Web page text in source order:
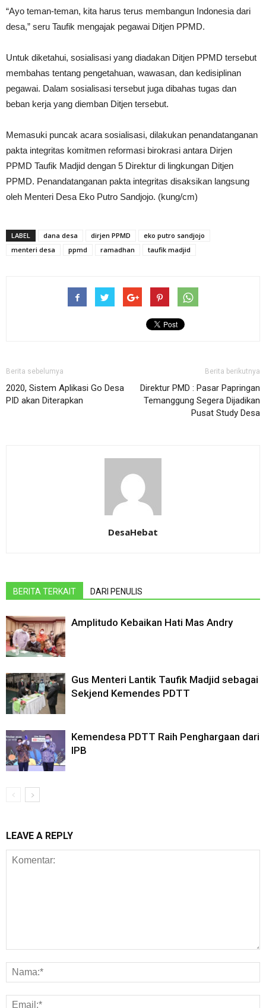
“Ayo teman-teman, kita harus terus membangun Indonesia dari
desa,” seru Taufik mengajak pegawai Ditjen PPMD.
Untuk diketahui, sosialisasi yang diadakan Ditjen PPMD tersebut
membahas tentang pengetahuan, wawasan, dan kedisiplinan
pegawai. Dalam sosialisasi tersebut juga dibahas tugas dan
beban kerja yang diemban Ditjen tersebut.
Memasuki puncak acara sosialisasi, dilakukan penandatanganan
pakta integritas komitmen reformasi birokrasi antara Dirjen
PPMD Taufik Madjid dengan 5 Direktur di lingkungan Ditjen
PPMD. Penandatanganan pakta integritas disaksikan langsung
oleh Menteri Desa Eko Putro Sandjojo. (kung/cm)
LABEL dana desa dirjen PPMD
eko putro sandjojo
menteri desa
ppmd ramadhan taufik madjid
Berita sebelumya
2020, Sistem Aplikasi Go Desa
PID akan Diterapkan
Berita berikutnya
Direktur PMD : Pasar Papringan
Temanggung Segera Dijadikan
Pusat Study Desa
DesaHebat
BERITA TERKAIT DARI PENULIS
Amplitudo Kebaikan Hati Mas Andry
Gus Menteri Lantik Taufik Madjid sebagai
Sekjend Kemendes PDTT
Kemendesa PDTT Raih Penghargaan dari
IPB
LEAVE A REPLY